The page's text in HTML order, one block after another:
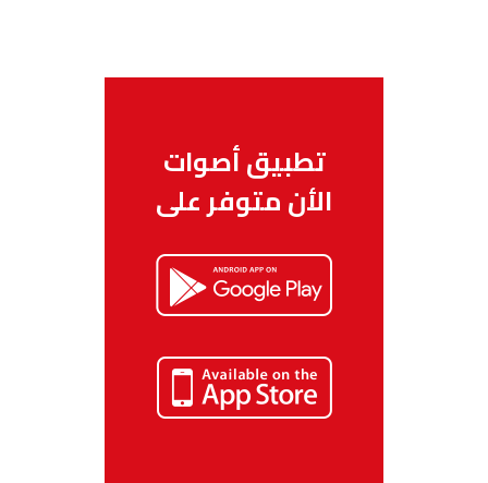
تطبيق أصوات
الأن متوفر على